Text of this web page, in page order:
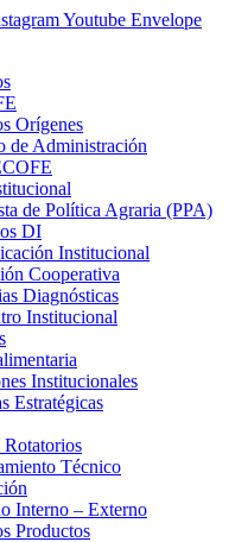
Youtube Envelope
Orígenes
de Administración
de Política Agraria (PPA)
DI
Institucional
Cooperativa
Diagnósticas
Institucional
Institucionales
Estratégicas
Rotatorios
Técnico
Interno – Externo
Productos